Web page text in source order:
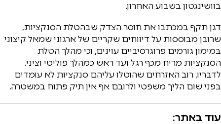
בוושינגטון בשבוע האחרון.
דגן תקף במכתבו את חוסר הצדק שבהטלת הסנקציות,
שרובן מבוססות על דיווחים שקריים של ארגוני שמאל קיצוני
במימון גורמים פרוגרסיביים עוינים, וכי מהלך הטלת
הסנקציות מריח מכף רגל ועד ראש כמהלך פוליטי וציני.
לדבריו, רוב האזרחים שהוטלו עליהם סנקציות לא עומדים
בפני שום הליך משפטי ולרובם אף אין תיק פתוח במשטרה.
עוד באתר: